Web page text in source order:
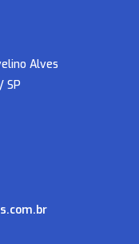
Alves
SP